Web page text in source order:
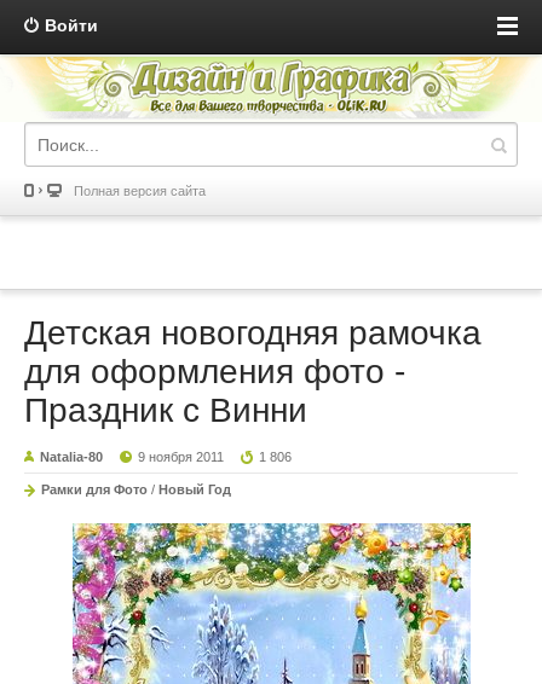
Войти
Полная версия сайта
Детская новогодняя рамочка
для оформления фото -
Праздник с Винни
Natalia-80 9 ноября 2011 1 806
Рамки для Фото / Новый Год